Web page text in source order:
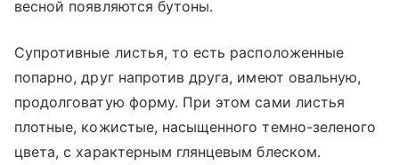
весной появляются бутоны.
Супротивные листья, то есть расположенные
попарно, друг напротив друга, имеют овальную,
продолговатую форму. При этом сами листья
плотные, кожистые, насыщенного темно-зеленого
цвета, с характерным глянцевым блеском.